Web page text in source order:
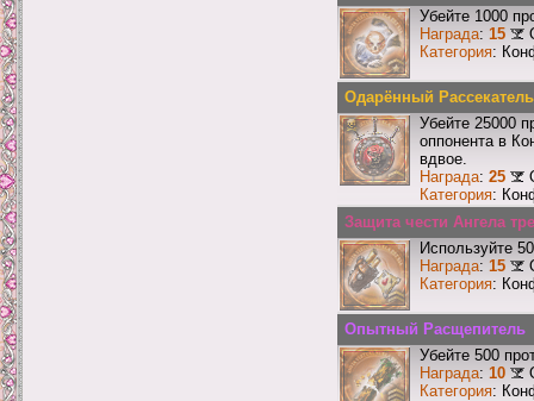
Убейте 1000
Награда: 15
Категория:
Одарённый Рассекатель
Убейте 25000
оппонента в
вдвое.
Награда: 25
Категория:
Защита чести Ангела
Используйте
Награда: 15
Категория:
Опытный Расщепитель
Убейте 500
Награда: 10
Категория: